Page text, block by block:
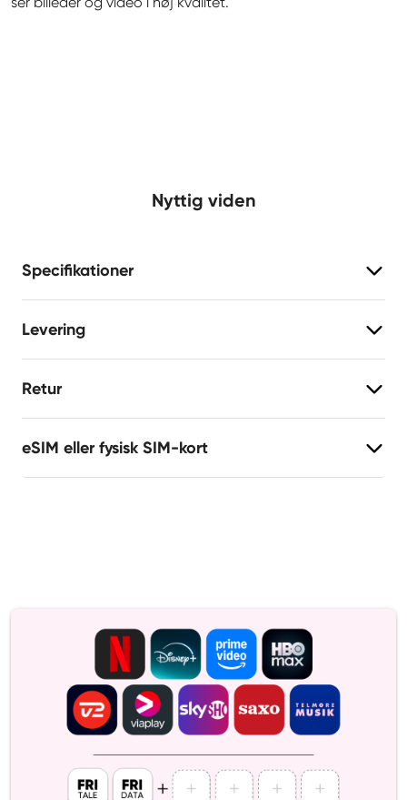
Nyttig viden
Specifikationer
Levering
Retur
eSIM eller fysisk SIM-kort